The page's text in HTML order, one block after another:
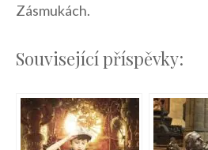
Zásmukách.​
Související příspěvky: